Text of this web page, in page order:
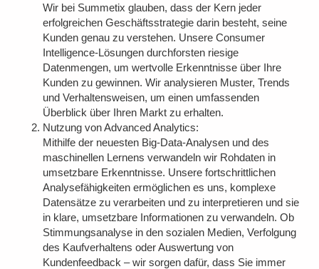
Wir bei Summetix glauben, dass der Kern jeder
erfolgreichen Geschäftsstrategie darin besteht, seine
Kunden genau zu verstehen. Unsere Consumer
Intelligence-Lösungen durchforsten riesige
Datenmengen, um wertvolle Erkenntnisse über Ihre
Kunden zu gewinnen. Wir analysieren Muster, Trends
und Verhaltensweisen, um einen umfassenden
Überblick über Ihren Markt zu erhalten.
Nutzung von Advanced Analytics:
Mithilfe der neuesten Big-Data-Analysen und des
maschinellen Lernens verwandeln wir Rohdaten in
umsetzbare Erkenntnisse. Unsere fortschrittlichen
Analysefähigkeiten ermöglichen es uns, komplexe
Datensätze zu verarbeiten und zu interpretieren und sie
in klare, umsetzbare Informationen zu verwandeln. Ob
Stimmungsanalyse in den sozialen Medien, Verfolgung
des Kaufverhaltens oder Auswertung von
Kundenfeedback – wir sorgen dafür, dass Sie immer